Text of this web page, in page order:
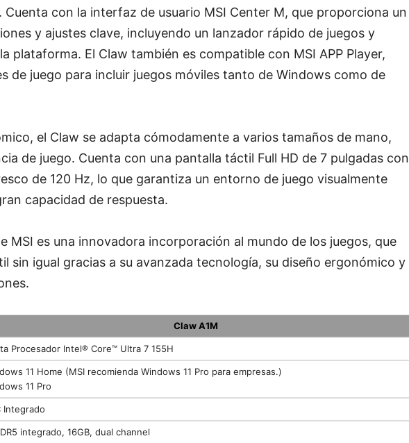
Cuenta con la interfaz de usuario MSI Center M, que proporciona un
y ajustes clave, incluyendo un lanzador rápido de juegos y
plataforma. El Claw también es compatible con MSI APP Player,
de juego para incluir juegos móviles tanto de Windows como de
el Claw se adapta cómodamente a varios tamaños de mano,
de juego. Cuenta con una pantalla táctil Full HD de 7 pulgadas con
de 120 Hz, lo que garantiza un entorno de juego visualmente
capacidad de respuesta.
MSI es una innovadora incorporación al mundo de los juegos, que
sin igual gracias a su avanzada tecnología, su diseño ergonómico y
Claw A1M
Procesador Intel® Core™ Ultra 7 155H
11 Home (MSI recomienda Windows 11 Pro para empresas.)
11 Pro
Integrado
integrado, 16GB, dual channel